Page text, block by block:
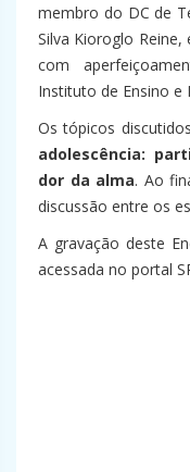
membro do DC de
Silva Kioroglo
com
Instituto de Ensino e
Os tópicos
adolescência:
dor da alma. Ao
discussão entre os
A gravação deste
acessada no portal